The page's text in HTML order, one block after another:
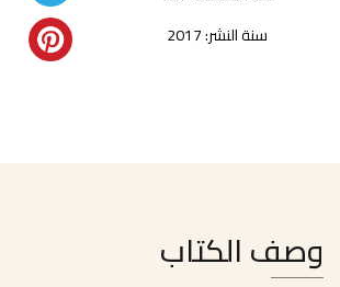
سنة النشر: 2017
وصف الكتاب